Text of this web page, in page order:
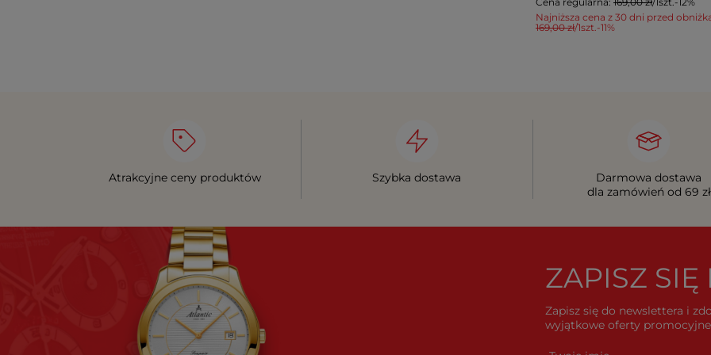
Najniższa cena z 30 dni przed
169,00 zł/1szt.-11%
Atrakcyjne ceny produktów Szybka dostawa
Darmowa dostawa
dla zamówień od 69 zł
ZAPISZ SIĘ
Zapisz się do newslettera i
wyjątkowe oferty